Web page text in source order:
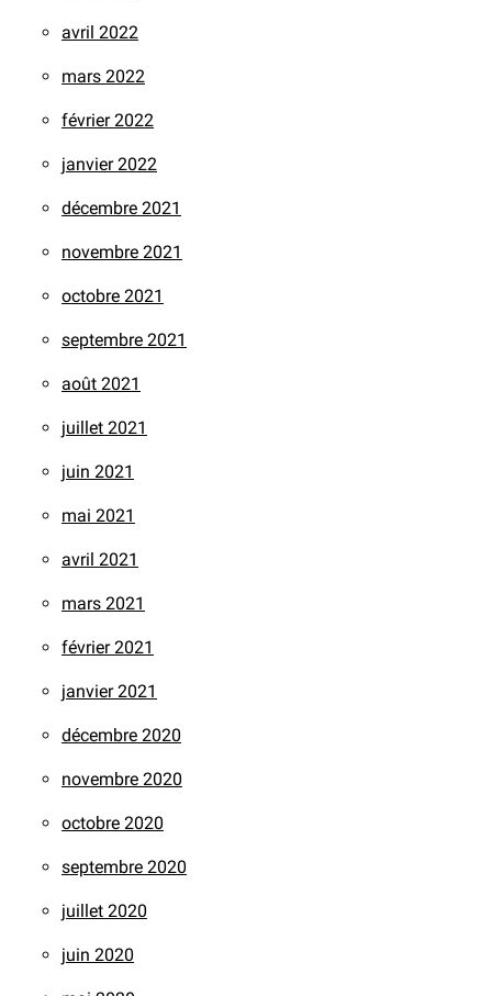
avril 2022
mars 2022
février 2022
janvier 2022
décembre 2021
novembre 2021
octobre 2021
septembre 2021
août 2021
juillet 2021
juin 2021
mai 2021
avril 2021
mars 2021
février 2021
janvier 2021
décembre 2020
novembre 2020
octobre 2020
septembre 2020
juillet 2020
juin 2020